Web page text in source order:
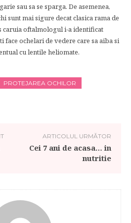
sau sa se sparga. De asemenea,
sunt mai sigure decat clasica rama de
caruia oftalmologul i-a identificat
ochelari de vedere care sa aiba si
cu lentile heliomate.
PROTEJAREA OCHILOR
ARTICOLUL URMĂTOR
Cei 7 ani de acasa… in
nutritie